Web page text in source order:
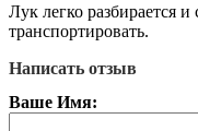
Лук легко разбирается и
транспортировать.
Написать отзыв
Ваше Имя: